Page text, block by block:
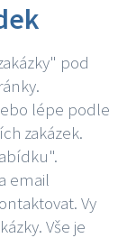
pod
lépe podle
zakázek.
email
Vy
Vše je